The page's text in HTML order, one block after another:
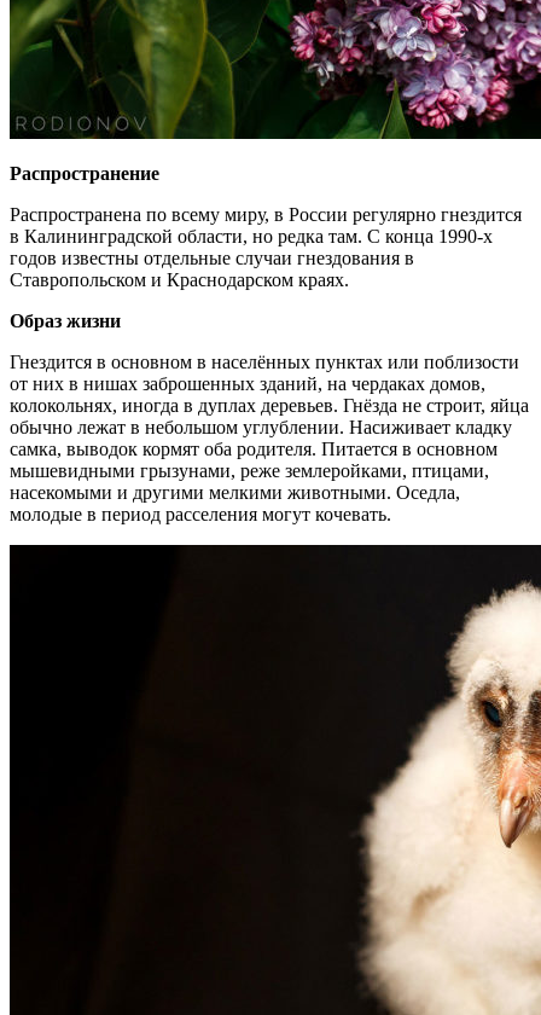
Распространение
Распространена по всему миру, в России регулярно гнездится
в Калининградской области, но редка там. С конца 1990-х
годов известны отдельные случаи гнездования в
Ставропольском и Краснодарском краях.
Образ жизни
Гнездится в основном в населённых пунктах или поблизости
от них в нишах заброшенных зданий, на чердаках домов,
колокольнях, иногда в дуплах деревьев. Гнёзда не строит, яйца
обычно лежат в небольшом углублении. Насиживает кладку
самка, выводок кормят оба родителя. Питается в основном
мышевидными грызунами, реже землеройками, птицами,
насекомыми и другими мелкими животными. Оседла,
молодые в период расселения могут кочевать.